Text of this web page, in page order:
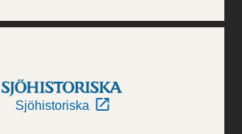
Sjöhistoriska